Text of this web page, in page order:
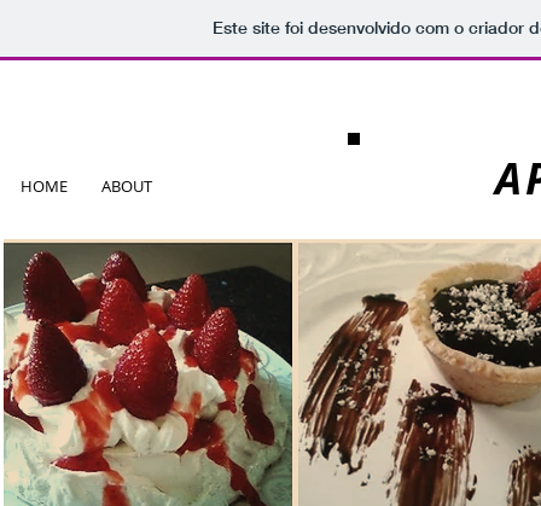
Este site foi desenvolvido com o criador
HOME ABOUT